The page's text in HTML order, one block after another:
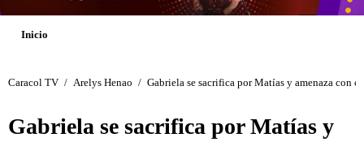
Inicio
Caracol TV / Arelys Henao / Gabriela se sacrifica por Matías y amenaza con
Gabriela se sacrifica por Matías y